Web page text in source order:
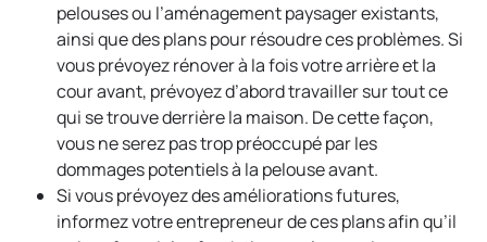
pelouses ou l’aménagement paysager existants,
ainsi que des plans pour résoudre ces problèmes. Si
vous prévoyez rénover à la fois votre arrière et la
cour avant, prévoyez d’abord travailler sur tout ce
qui se trouve derrière la maison. De cette façon,
vous ne serez pas trop préoccupé par les
dommages potentiels à la pelouse avant.
Si vous prévoyez des améliorations futures,
informez votre entrepreneur de ces plans afin qu’il